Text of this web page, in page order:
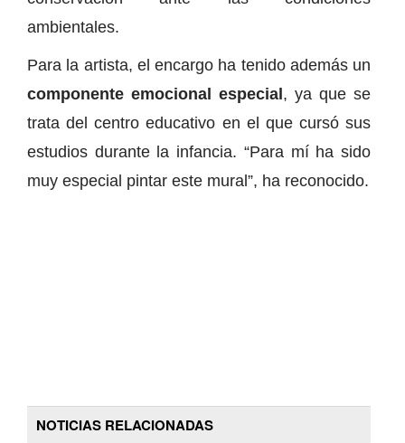
ambientales.
Para la artista, el encargo ha tenido además un
componente emocional especial , ya que se
trata del centro educativo en el que cursó sus
estudios durante la infancia. “Para mí ha sido
muy especial pintar este mural”, ha reconocido.
NOTICIAS RELACIONADAS